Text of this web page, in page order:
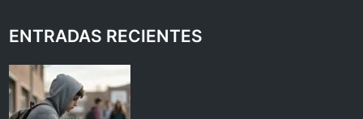
ENTRADAS RECIENTES